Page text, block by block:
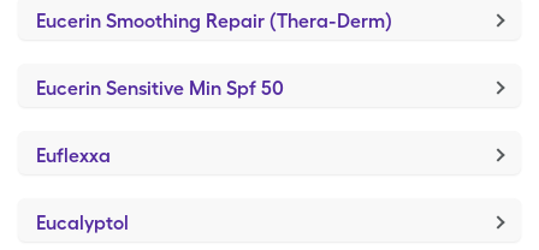
Eucerin Smoothing Repair (Thera-Derm)
Eucerin Sensitive Min Spf 50
Euflexxa
Eucalyptol